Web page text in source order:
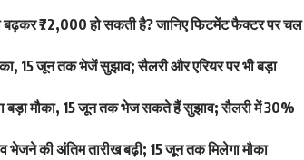
₹72,000 हो सकती है? जानिए फिटमेंट फैक्टर पर चल
15 जून तक भेजें सुझाव; सैलरी और एरियर पर भी बड़ा
बड़ा मौका, 15 जून तक भेज सकते हैं सुझाव; सैलरी में 30%
की अंतिम तारीख बढ़ी; 15 जून तक मिलेगा मौका